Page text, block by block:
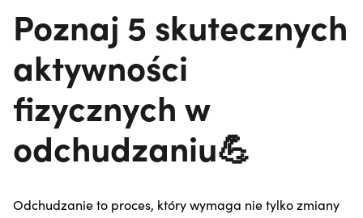
Poznaj 5 skutecznych
aktywności
fizycznych w
odchudzaniu💪
Odchudzanie to proces, który wymaga nie tylko zmiany